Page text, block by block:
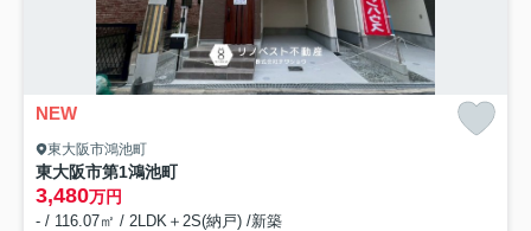
NEW
東大阪市鴻池町
東大阪市第1鴻池町
3,480万円
- / 116.07㎡ / 2LDK＋2S(納戸) /新築